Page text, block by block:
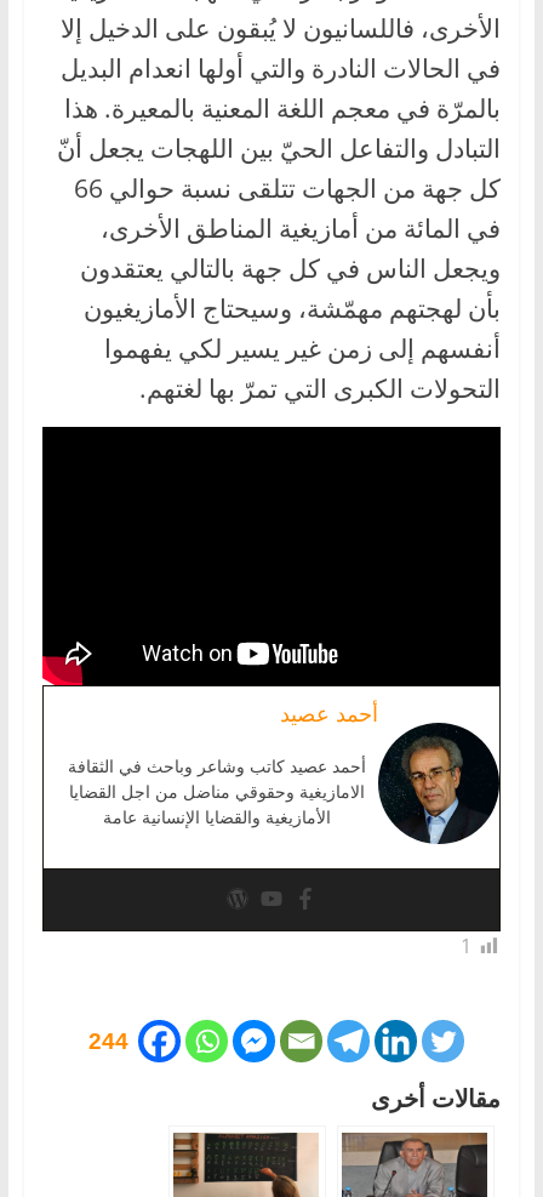
الأخرى، فاللسانيون لا يُبقون على الدخيل إلا
في الحالات النادرة والتي أولها انعدام البديل
بالمرّة في معجم اللغة المعنية بالمعيرة. هذا
التبادل والتفاعل الحيّ بين اللهجات يجعل أنّ
كل جهة من الجهات تتلقى نسبة حوالي 66
في المائة من أمازيغية المناطق الأخرى،
ويجعل الناس في كل جهة بالتالي يعتقدون
بأن لهجتهم مهمّشة، وسيحتاج الأمازيغيون
أنفسهم إلى زمن غير يسير لكي يفهموا
التحولات الكبرى التي تمرّ بها لغتهم.
أحمد عصيد
أحمد عصيد كاتب وشاعر وباحث في الثقافة
الامازيغية وحقوقي مناضل من اجل القضايا
الأمازيغية والقضايا الإنسانية عامة
1
244
مقالات أخرى